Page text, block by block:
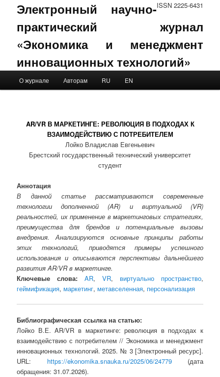
ISSN 2225-6431
Электронный научно-
практический журнал
«Экономика и менеджмент
инновационных технологий»
Skip to primary content
Skip to secondary content
О журнале Авторам RU EN
AR/VR В МАРКЕТИНГЕ: РЕВОЛЮЦИЯ В ПОДХОДАХ К
ВЗАИМОДЕЙСТВИЮ С ПОТРЕБИТЕЛЕМ
Лойко Владислав Евгеньевич
Брестский государственный технический университет
студент
Аннотация
В данной статье рассматриваются современные
технологии дополненной (AR) и виртуальной (VR)
реальностей, их применение в маркетинговых стратегиях,
преимущества для брендов и потенциальные вызовы
внедрения. Анализируются основные принципы работы
этих технологий, приводятся примеры успешного
использования и описываются перспективы дальнейшего
развития AR/VR в маркетинге.
Ключевые слова:
AR, VR, виртуально пространство,
геймификация, маркетинг, метавселенная, персонализация
Библиографическая ссылка на статью:
Лойко В.Е. AR/VR в маркетинге: революция в подходах к
взаимодействию с потребителем // Экономика и менеджмент
инновационных технологий. 2025. № 3 [Электронный ресурс].
URL: https://ekonomika.snauka.ru/2025/06/24779(дата
обращения: 31.07.2026).